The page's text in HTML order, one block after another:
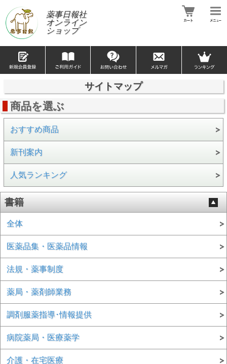
薬事日報社
オンライン
ショップ
サイトマップ
商品を選ぶ
おすすめ商品
新刊案内
人気ランキング
書籍
全体
医薬品集・医薬品情報
法規・薬事制度
薬局・薬剤師業務
調剤服薬指導･情報提供
病院薬局・医療薬学
介護・在宅医療